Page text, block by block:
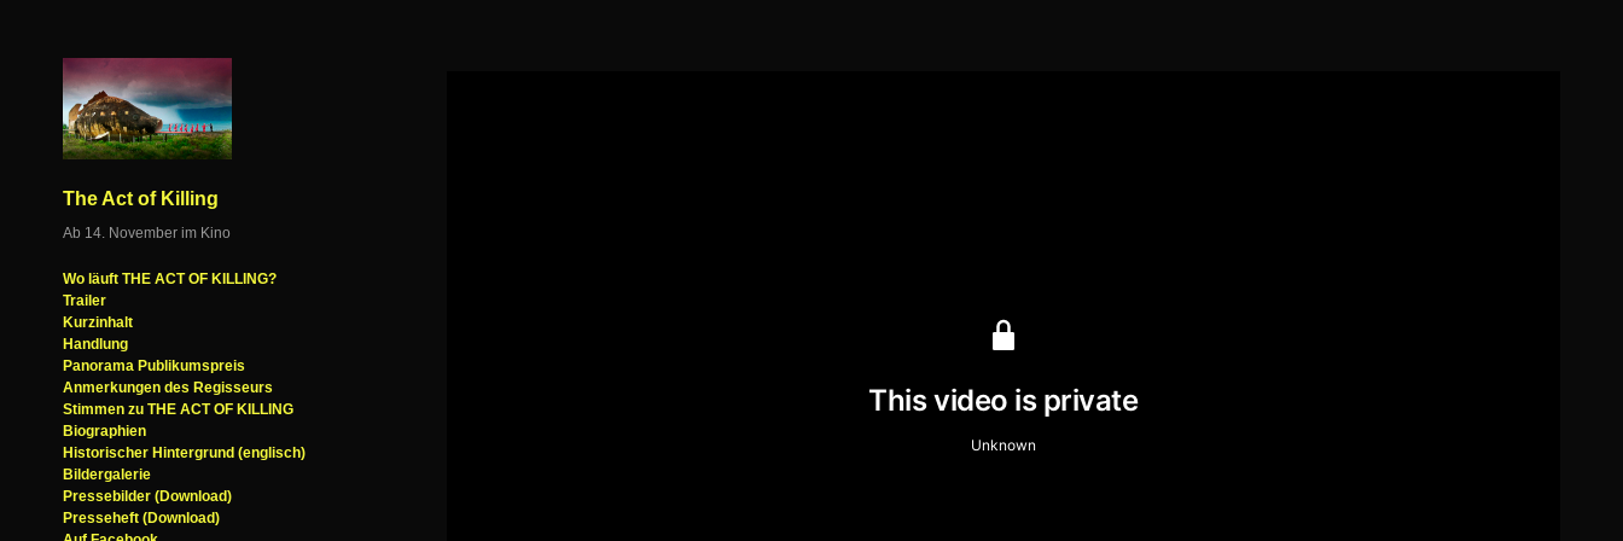
The Act of Killing
Ab 14. November im Kino
Wo läuft THE ACT OF KILLING?
Trailer
Kurzinhalt
Handlung
Panorama Publikumspreis
Anmerkungen des Regisseurs
Stimmen zu THE ACT OF KILLING
Biographien
Historischer Hintergrund (englisch)
Bildergalerie
Pressebilder (Download)
Presseheft (Download)